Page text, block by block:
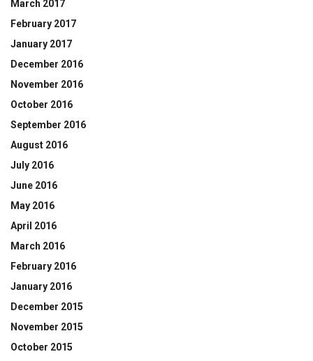
March 2017
February 2017
January 2017
December 2016
November 2016
October 2016
September 2016
August 2016
July 2016
June 2016
May 2016
April 2016
March 2016
February 2016
January 2016
December 2015
November 2015
October 2015